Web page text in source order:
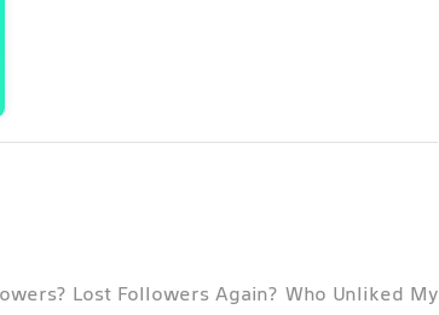
Lost Followers Again? Who Unliked My